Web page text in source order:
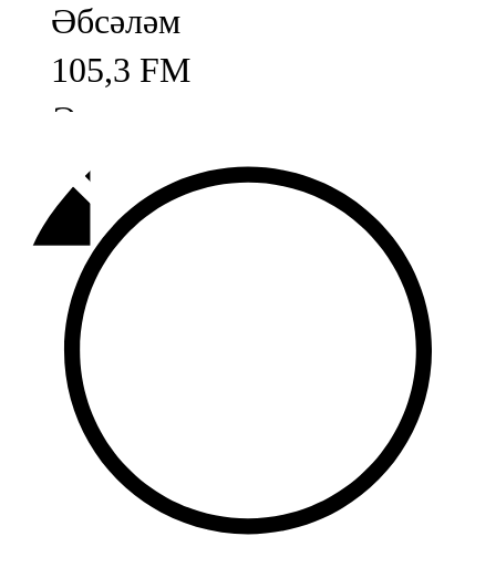
Әбсәләм
105,3 FM
Әлмәт
92,9 FM
Базарлы матак
107,1 FM
Балык бистәсе
104,9 FM
Баулы
107,5 FM
Биләр